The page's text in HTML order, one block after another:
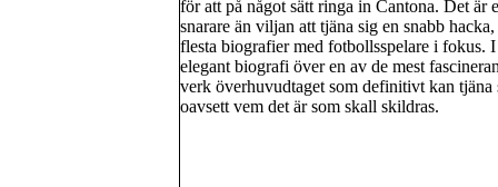
för att på något sätt ringa in Cantona. Det är
snarare än viljan att tjäna sig en snabb
flesta biografier med fotbollsspelare i fokus.
elegant biografi över en av de mest
verk överhuvudtaget som definitivt kan
oavsett vem det är som skall skildras.